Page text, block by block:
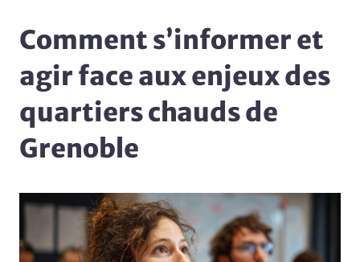
Comment s’informer et
agir face aux enjeux des
quartiers chauds de
Grenoble